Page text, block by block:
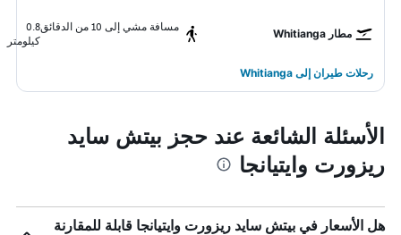
مطار Whitianga
مسافة مشي إلى 10 من الدقائق
0.8
كيلومتر
رحلات طيران إلى Whitianga
الأسئلة الشائعة عند حجز بيتش سايد
ريزورت وايتيانجا
هل الأسعار في بيتش سايد ريزورت وايتيانجا قابلة للمقارنة